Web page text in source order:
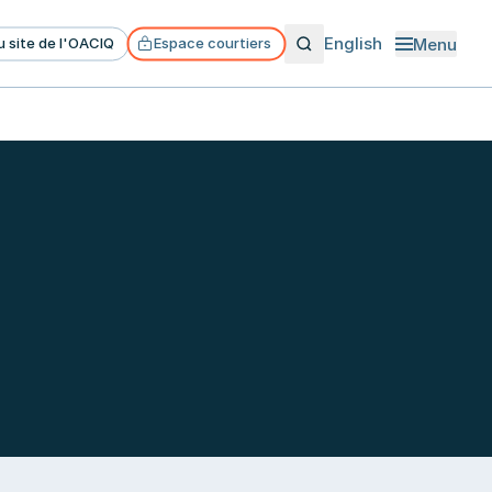
site de l'OACIQ Espace courtiers English Menu
Ouvrir le